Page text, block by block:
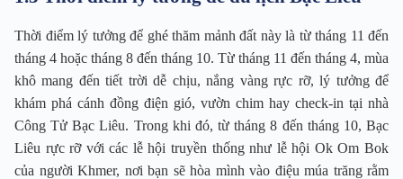
Thời điểm lý tưởng để ghé thăm mảnh đất này là từ tháng 11 đến
tháng 4 hoặc tháng 8 đến tháng 10. Từ tháng 11 đến tháng 4, mùa
khô mang đến tiết trời dễ chịu, nắng vàng rực rỡ, lý tưởng để
khám phá cánh đồng điện gió, vườn chim hay check-in tại nhà
Công Tử Bạc Liêu. Trong khi đó, từ tháng 8 đến tháng 10, Bạc
Liêu rực rỡ với các lễ hội truyền thống như lễ hội Ok Om Bok
của người Khmer, nơi bạn sẽ hòa mình vào điệu múa trăng rằm